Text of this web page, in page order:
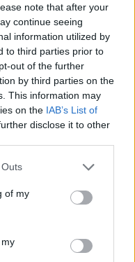
note that after your
continue seeing
information utilized by
to third parties prior to
out of the further
by third parties on the
This information may
on the IAB’s List of
disclose it to other
of my